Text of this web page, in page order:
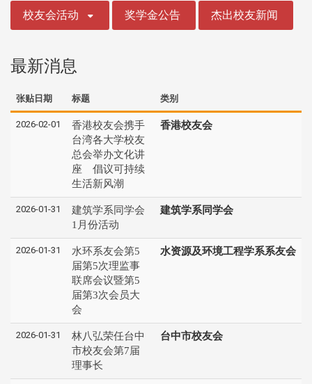
校友会活动 奖学金公告 杰出校友新闻
最新消息
张贴日期 标题 类别
2026-02-01
香港校友会携手
台湾各大学校友
总会举办文化讲
座 倡议可持续
生活新风潮
香港校友会
2026-01-31
建筑学系同学会
1月份活动
建筑学系同学会
2026-01-31
水环系友会第5
届第5次理监事
联席会议暨第5
届第3次会员大
会
水资源及环境工程学系系友会
2026-01-31
林八弘荣任台中
市校友会第7届
理事长
台中市校友会